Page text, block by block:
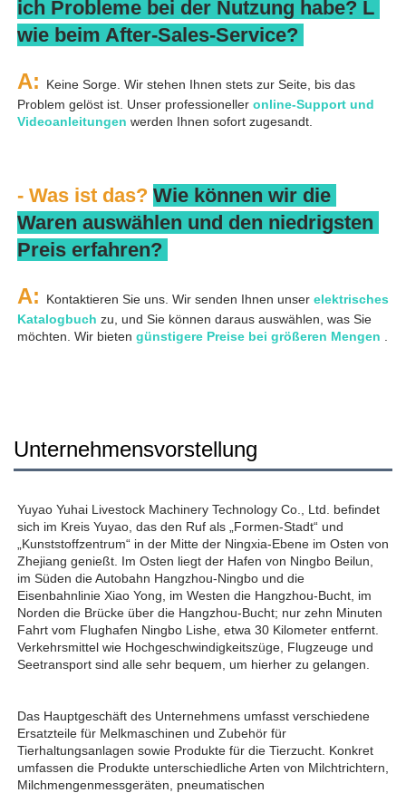
ich Probleme bei der Nutzung habe?
wie beim After-Sales-Service?
A:
Keine Sorge. Wir stehen Ihnen stets zur Seite, bis das
Problem gelöst ist. Unser professioneller online-Support und
Videoanleitungen werden Ihnen sofort zugesandt.
- Was ist das? Wie können wir die
Waren auswählen und den niedrigsten
Preis erfahren?
A: Kontaktieren Sie uns. Wir senden Ihnen unser elektrisches
Katalogbuch zu, und Sie können daraus auswählen, was Sie
möchten. Wir bieten günstigere Preise bei größeren Mengen
Unternehmensvorstellung
Yuyao Yuhai Livestock Machinery Technology Co., Ltd. befindet
sich im Kreis Yuyao, das den Ruf als „Formen-Stadt“ und
„Kunststoffzentrum“ in der Mitte der Ningxia-Ebene im Osten von
Zhejiang genießt. Im Osten liegt der Hafen von Ningbo Beilun,
im Süden die Autobahn Hangzhou-Ningbo und die
Eisenbahnlinie Xiao Yong, im Westen die Hangzhou-Bucht, im
Norden die Brücke über die Hangzhou-Bucht; nur zehn Minuten
Fahrt vom Flughafen Ningbo Lishe, etwa 30 Kilometer entfernt.
Verkehrsmittel wie Hochgeschwindigkeitszüge, Flugzeuge und
Seetransport sind alle sehr bequem, um hierher zu gelangen.
Das Hauptgeschäft des Unternehmens umfasst verschiedene
Ersatzteile für Melkmaschinen und Zubehör für
Tierhaltungsanlagen sowie Produkte für die Tierzucht. Konkret
umfassen die Produkte unterschiedliche Arten von Milchtrichtern,
Milchmengenmessgeräten, pneumatischen